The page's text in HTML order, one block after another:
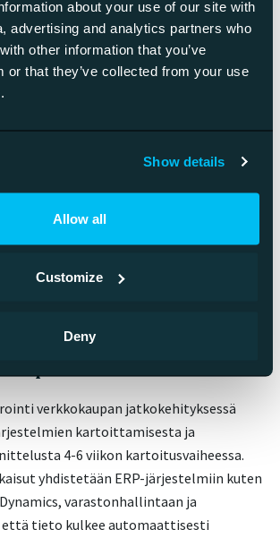
about your use of our site with
advertising and analytics partners who
other information that you’ve
or that they’ve collected from your use
Show details
Allow all
Customize
Deny
osana kokonaisvaltaista
kuten Klarna ja Paytrail,
markkinointiautomaatiotyökalut ja
yhdistyvät saumattomasti
vähentää manuaalista työtä 15-
ja eliminoi tiedonsiirtovirheet lähes
jatkokehitys:
verkkokaupan jatkokehityksessä
kartoittamisesta ja
4-6 viikon kartoitusvaiheessa.
yhdistetään ERP-järjestelmiin kuten
varastonhallintaan ja
tieto kulkee automaattisesti